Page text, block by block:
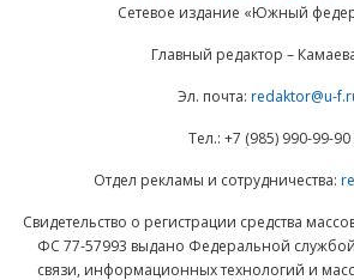
Сетевое издание «Южный
Главный редактор –
Эл. почта: redaktor@u-
Тел.: +7 (985) 990-99-90
Отдел рекламы и сотрудничества:
Свидетельство о регистрации средства
ФС 77-57993 выдано Федеральной
связи, информационных технологий и